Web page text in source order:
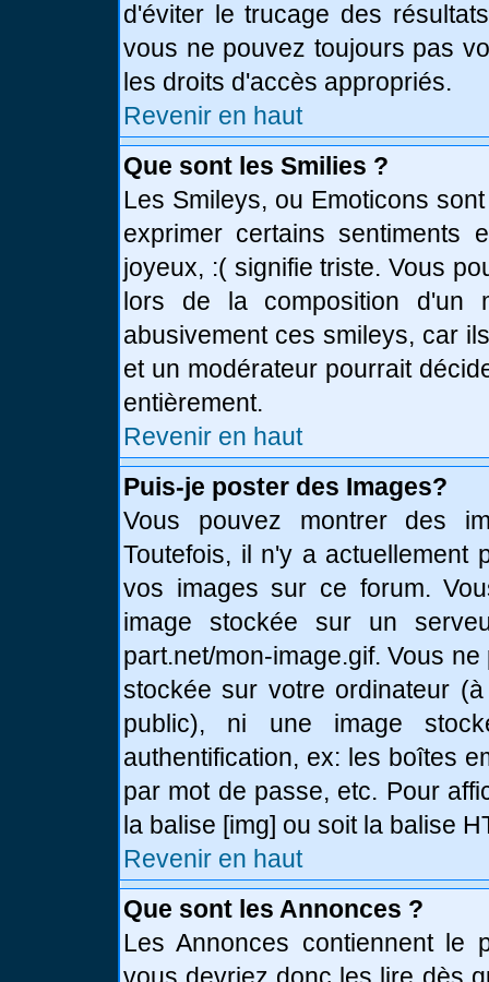
d'éviter le trucage des
vous ne pouvez toujours pas
les droits d'accès appropriés.
Revenir en haut
Que sont les Smilies ?
Les Smileys, ou Emoticons
exprimer certains sentiments
joyeux, :( signifie triste. Vous
lors de la composition d'un
abusivement ces smileys, car
et un modérateur pourrait
entièrement.
Revenir en haut
Puis-je poster des Images?
Vous pouvez montrer des
Toutefois, il n'y a actuellement
vos images sur ce forum.
image stockée sur un
part.net/mon-image.gif. Vous
stockée sur votre ordinateur
public), ni une image
authentification, ex: les boîtes
par mot de passe, etc. Pour
la balise [img] ou soit la balise
Revenir en haut
Que sont les Annonces ?
Les Annonces contiennent le